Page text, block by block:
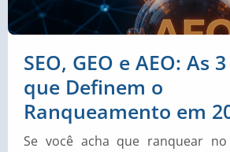
SEO, GEO e AEO: As
que Definem o
Ranqueamento em
Se você acha que ranquear